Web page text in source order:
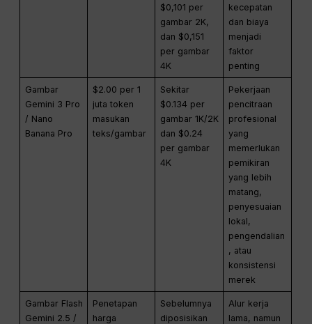
$0,101 per
gambar 2K,
dan $0,151
per gambar
4K
kecepatan
dan biaya
menjadi
faktor
penting
Gambar
Gemini 3 Pro
/ Nano
Banana Pro
$2.00 per 1
juta token
masukan
teks/gambar
Sekitar
$0.134 per
gambar 1K/2K
dan $0.24
per gambar
4K
Pekerjaan
pencitraan
profesional
yang
memerlukan
pemikiran
yang lebih
matang,
penyesuaian
lokal,
pengendalian
, atau
konsistensi
merek
Gambar Flash
Gemini 2.5 /
Penetapan
harga
Sebelumnya
diposisikan
Alur kerja
lama, namun